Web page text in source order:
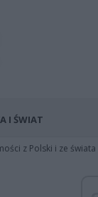
I ŚWIAT
z Polski i ze świata